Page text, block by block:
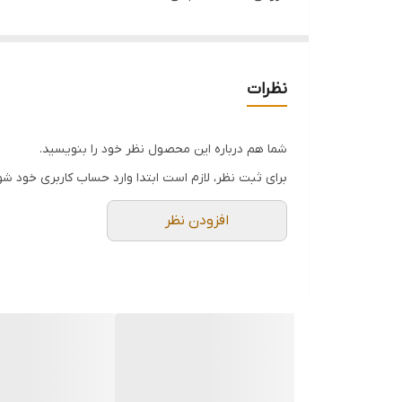
نظرات
شما هم درباره این محصول نظر خود را بنویسید.
برای ثبت نظر، لازم است ابتدا وارد حساب کاربری خود
افزودن نظر